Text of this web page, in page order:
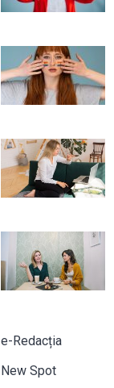
e-Redacția
New Spot